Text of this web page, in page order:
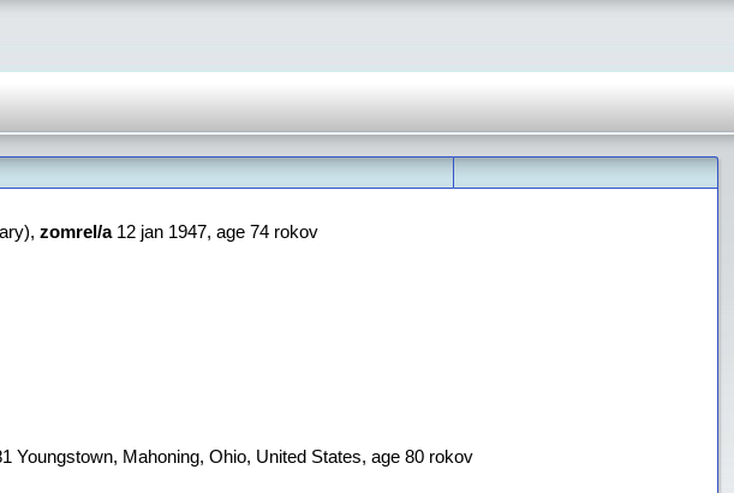
zomrel/a‎12 jan 1947‎, age 74 rokov
Youngstown, Mahoning, Ohio, United States‎, age 80 rokov